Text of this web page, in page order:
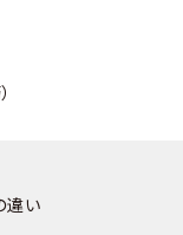
違い